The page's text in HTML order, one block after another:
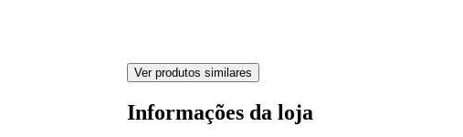
Ver produtos similares
Informações da loja